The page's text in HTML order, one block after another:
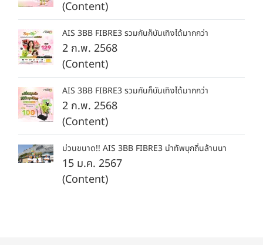
(Content)
AIS 3BB FIBRE3 รวมกันก็บันเทิงได้มากกว่า
2 ก.พ. 2568
(Content)
AIS 3BB FIBRE3 รวมกันก็บันเทิงได้มากกว่า
2 ก.พ. 2568
(Content)
ม่วนขนาด!! AIS 3BB FIBRE3 นำทัพบุกถิ่นล้านนา
15 ม.ค. 2567
(Content)